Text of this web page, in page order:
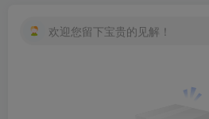
欢迎您留下宝贵的见解！